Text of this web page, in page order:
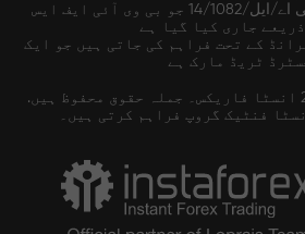
لائسنس نمبر ایس آئی بی اے/ایل/14/1082 جو بی وی آئی ایف ایس
جاری کیا گیا ہے
کے تحت فراہم کی جاتی ہیں جو ایک
ٹریڈ مارک ہے
کاپی رائٹ © 2007-2026 انسٹا فاریکس۔ جملہ حقوق محفوظ ہیں.
فنٹیک گروپ فراہم کرتی ہیں۔